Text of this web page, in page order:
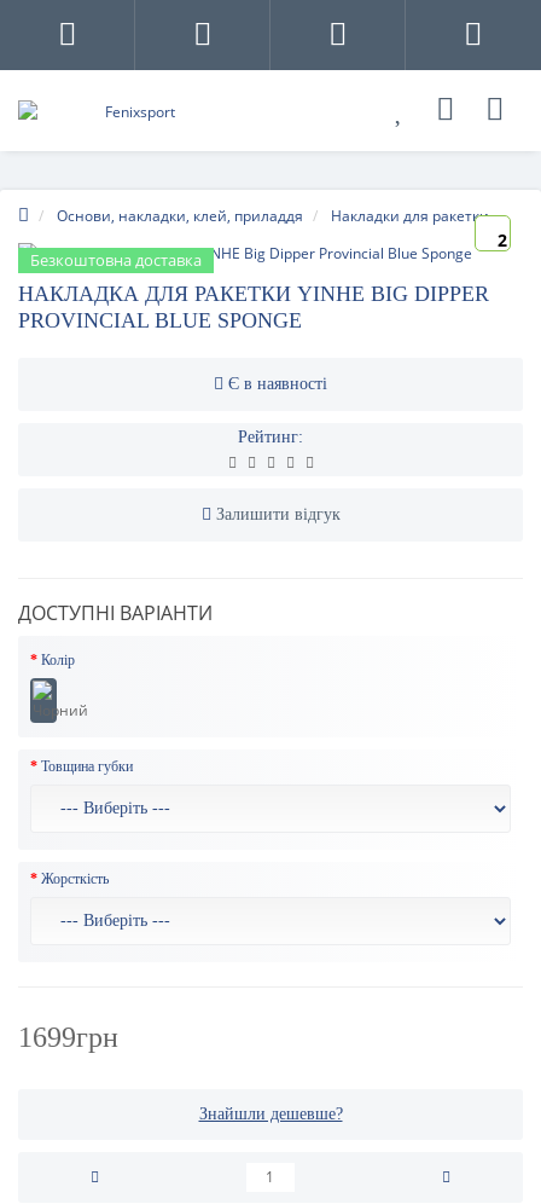
Основи, накладки, клей, приладдя Накладки для ракетки
Безкоштовна доставка
2
НАКЛАДКА ДЛЯ РАКЕТКИ YINHE BIG DIPPER
PROVINCIAL BLUE SPONGE
Є в наявності
Рейтинг:
Залишити відгук
ДОСТУПНІ ВАРІАНТИ
Колір
Товщина губки
Жорсткість
1699грн
Знайшли дешевше?